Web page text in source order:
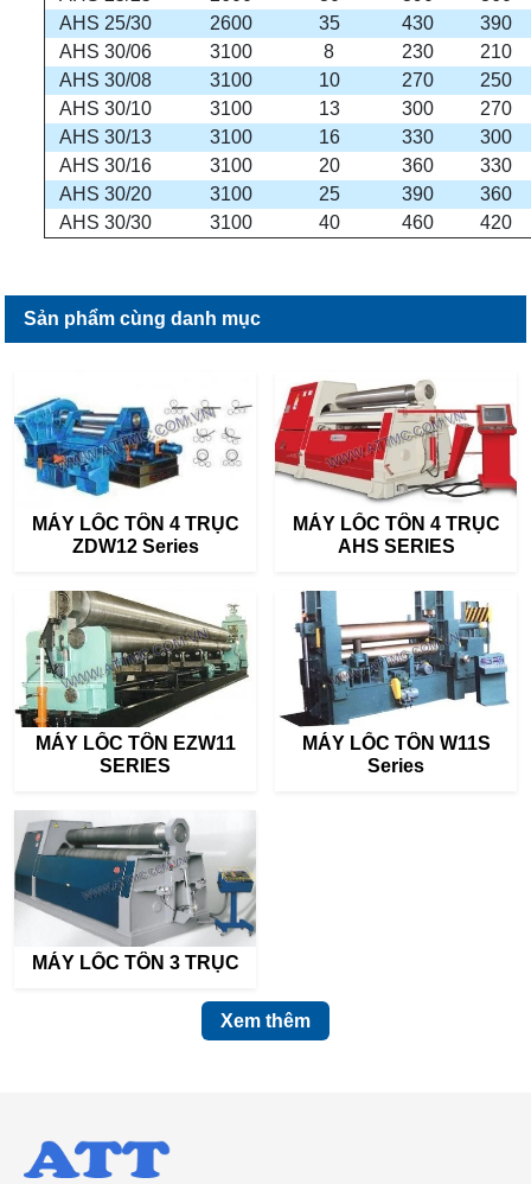
AHS 25/30
2600 35 430
390
AHS 30/06
3100 8 230
210
AHS 30/08
3100 10 270
250
AHS 30/10
3100 13 300
270
AHS 30/13
3100 16 330
300
AHS 30/16
3100 20 360
330
AHS 30/20
3100 25 390
360
AHS 30/30
3100 40 460 420
Sản phẩm cùng danh mục
MÁY LỐC TÔN 4 TRỤC
ZDW12 Series
MÁY LỐC TÔN 4 TRỤC
AHS SERIES
MÁY LỐC TÔN EZW11
SERIES
MÁY LỐC TÔN W11S
Series
MÁY LỐC TÔN 3 TRỤC
Xem thêm